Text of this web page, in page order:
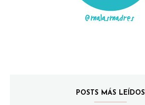
POSTS MÁS LEÍDOS